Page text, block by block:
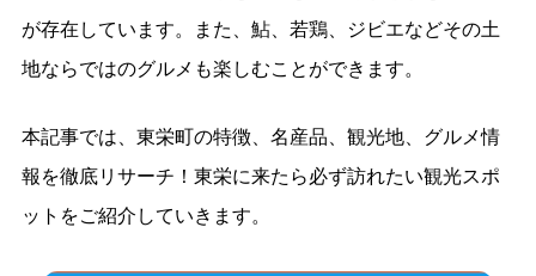
が存在しています。また、鮎、若鶏、ジビエなどその土
地ならではのグルメも楽しむことができます。
本記事では、東栄町の特徴、名産品、観光地、グルメ情
報を徹底リサーチ！東栄に来たら必ず訪れたい観光スポ
ットをご紹介していきます。